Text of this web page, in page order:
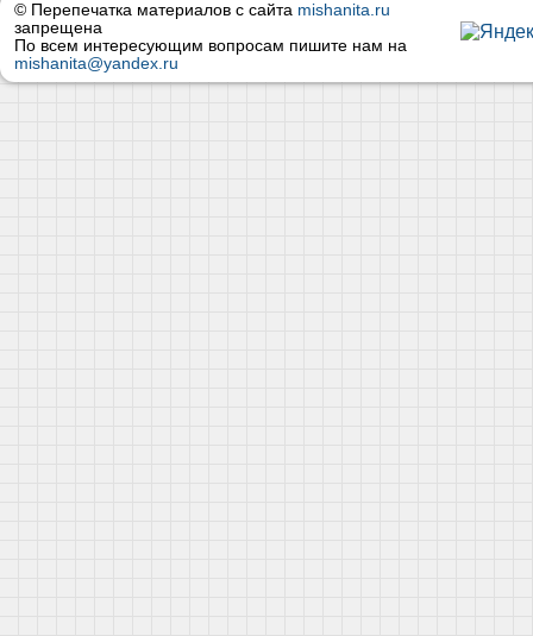
© Перепечатка материалов с сайта mishanita.ru
запрещена
По всем интересующим вопросам пишите нам на
mishanita@yandex.ru